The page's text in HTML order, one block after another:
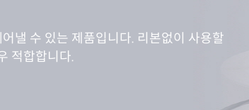
낼 수 있는 제품입니다. 리본없이 사용할
적합합니다.